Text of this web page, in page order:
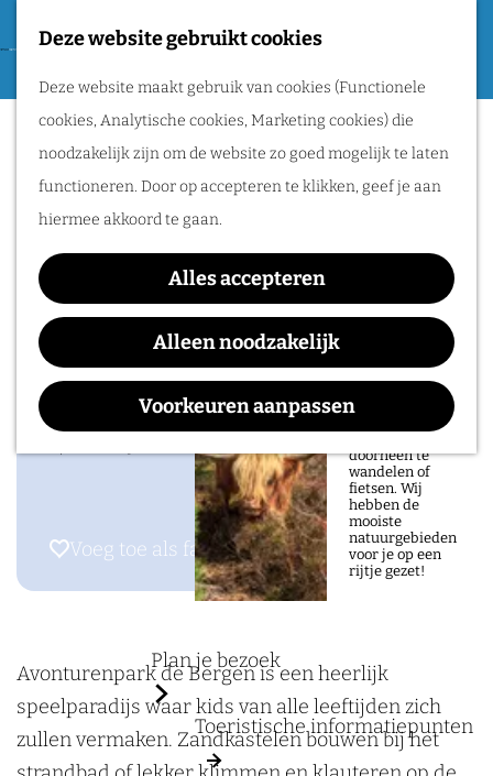
Deze website gebruikt cookies
Deze website maakt gebruik van cookies (Functionele
cookies, Analytische cookies, Marketing cookies) die
noodzakelijk zijn om de website zo goed mogelijk te laten
functioneren. Door op accepteren te klikken, geef je aan
hiermee akkoord te gaan.
Alles accepteren
Alleen noodzakelijk
Voorkeuren aanpassen
a
F
a
v
o
r
i
e
e
M
e
n
u
Routes
Wandelen
Fietsen
Routeplanner
Natuurgebieden
in het Rijk van
natuur in het Rijk
van Nijmegen is
doorheen te
wandelen of
fietsen. Wij
hebben de
mooiste
natuurgebieden
voor je op een
rijtje gezet!
Plan je bezoek
Toeristische informatiepunten
Avonturenpark De
Bergen
Contact
Avonturenpark De Bergen
Zoetendaal 10
Wanroij
a
a
r
A
v
n
t
u
Voeg toe als favoriet
Voeg toe als favoriet
Avonturenpark de Bergen is een heerlijk
speelparadijs waar kids van alle leeftijden zich
zullen vermaken. Zandkastelen bouwen bij het